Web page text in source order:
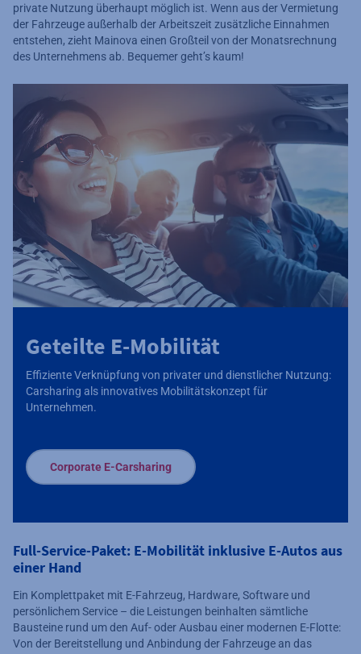
private Nutzung überhaupt möglich ist. Wenn aus der Vermietung
der Fahrzeuge außerhalb der Arbeitszeit zusätzliche Einnahmen
entstehen, zieht Mainova einen Großteil von der Monatsrechnung
des Unternehmens ab. Bequemer geht’s kaum!
Geteilte E-Mobilität
Effiziente Verknüpfung von privater und dienstlicher Nutzung:
Carsharing als innovatives Mobilitätskonzept für
Unternehmen.
Corporate E-Carsharing
Full-Service-Paket: E-Mobilität inklusive E-Autos aus
einer Hand
Ein Komplettpaket mit E-Fahrzeug, Hardware, Software und
persönlichem Service – die Leistungen beinhalten sämtliche
Bausteine rund um den Auf- oder Ausbau einer modernen E-Flotte:
Von der Bereitstellung und Anbindung der Fahrzeuge an das